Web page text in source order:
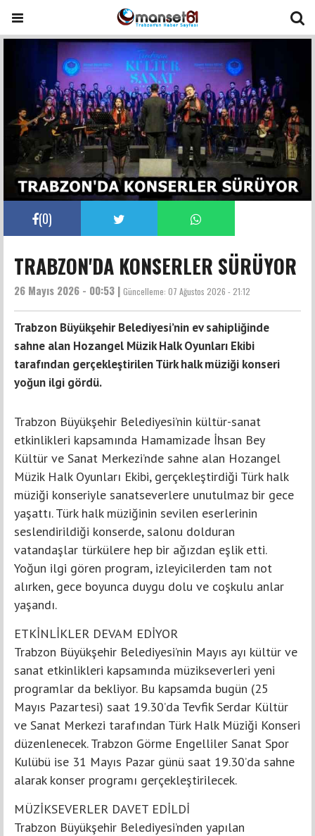
(0)
TRABZON'DA KONSERLER SÜRÜYOR
26 Mayıs 2026 - 00:53 | Güncelleme: 07 Ağustos 2026 - 21:12
Trabzon Büyükşehir Belediyesi’nin ev sahipliğinde
sahne alan Hozangel Müzik Halk Oyunları Ekibi
tarafından gerçekleştirilen Türk halk müziği konseri
yoğun ilgi gördü.
Trabzon Büyükşehir Belediyesi’nin kültür-sanat
etkinlikleri kapsamında Hamamizade İhsan Bey
Kültür ve Sanat Merkezi’nde sahne alan Hozangel
Müzik Halk Oyunları Ekibi, gerçekleştirdiği Türk halk
müziği konseriyle sanatseverlere unutulmaz bir gece
yaşattı. Türk halk müziğinin sevilen eserlerinin
seslendirildiği konserde, salonu dolduran
vatandaşlar türkülere hep bir ağızdan eşlik etti.
Yoğun ilgi gören program, izleyicilerden tam not
alırken, gece boyunca duygu dolu ve coşkulu anlar
yaşandı.
ETKİNLİKLER DEVAM EDİYOR
Trabzon Büyükşehir Belediyesi’nin Mayıs ayı kültür ve
sanat etkinlikleri kapsamında müzikseverleri yeni
programlar da bekliyor. Bu kapsamda bugün (25
Mayıs Pazartesi) saat 19.30’da Tevfik Serdar Kültür
ve Sanat Merkezi tarafından Türk Halk Müziği Konseri
düzenlenecek. Trabzon Görme Engelliler Sanat Spor
Kulübü ise 31 Mayıs Pazar günü saat 19.30’da sahne
alarak konser programı gerçekleştirilecek.
MÜZİKSEVERLER DAVET EDİLDİ
Trabzon Büyükşehir Belediyesi’nden yapılan